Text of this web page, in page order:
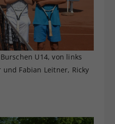
U14, von links
Fabian Leitner, Ricky